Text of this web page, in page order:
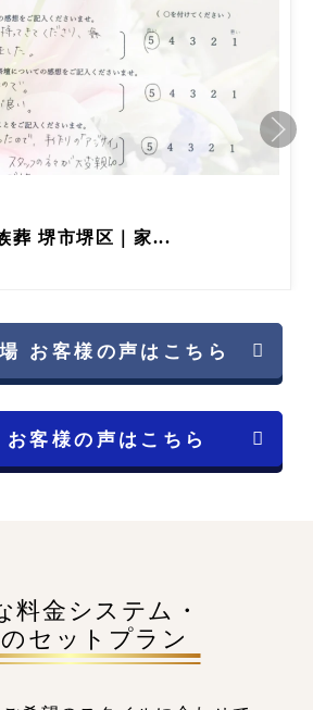
葬 堺市堺区｜家...
お客様の声はこちら
客様の声はこちら
料金システム・
セットプラン